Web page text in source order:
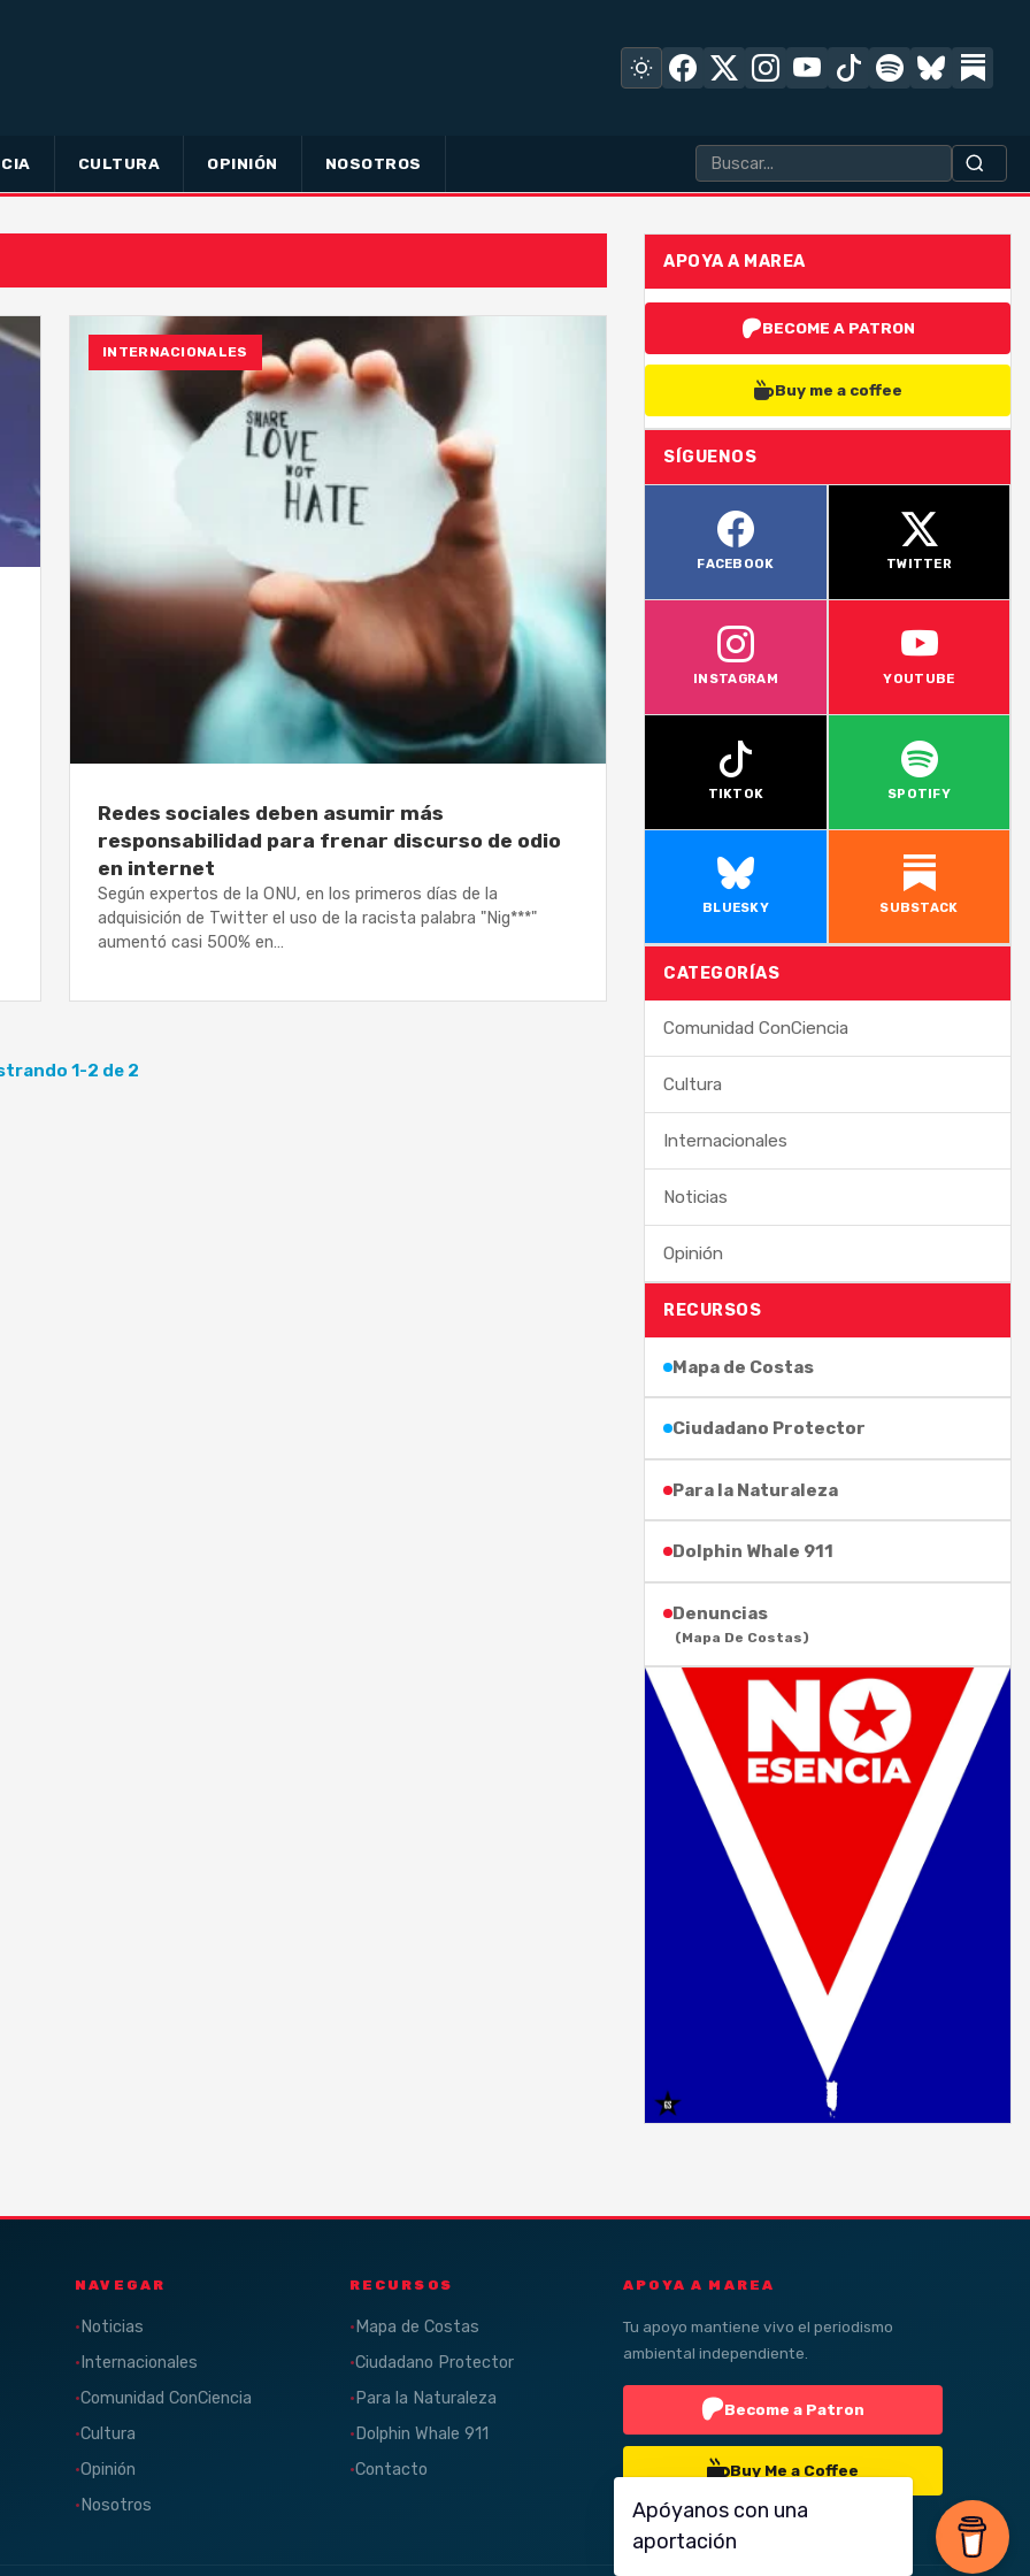
CULTURA OPINIÓN NOSOTROS
INTERNACIONALES
Redes sociales deben asumir más
responsabilidad para frenar discurso de odio
en internet
Según expertos de la ONU, en los primeros días de la
adquisición de Twitter el uso de la racista palabra "Nig***"
aumentó casi 500% en…
1-2 de 2
APOYA A MAREA
BECOME A PATRON
Buy me a coffee
SÍGUENOS
FACEBOOK TWITTER
INSTAGRAM YOUTUBE
TIKTOK SPOTIFY
BLUESKY SUBSTACK
CATEGORÍAS
Comunidad ConCiencia
Cultura
Internacionales
Noticias
Opinión
RECURSOS
Mapa de Costas
Ciudadano Protector
Para la Naturaleza
Dolphin Whale 911
Denuncias
(Mapa De Costas)
NAVEGAR
Noticias
Internacionales
Comunidad ConCiencia
Cultura
Opinión
Nosotros
RECURSOS
Mapa de Costas
Ciudadano Protector
Para la Naturaleza
Dolphin Whale 911
Contacto
APOYA A MAREA
Tu apoyo mantiene vivo el periodismo
ambiental independiente.
Become a Patron
Buy Me a Coffee